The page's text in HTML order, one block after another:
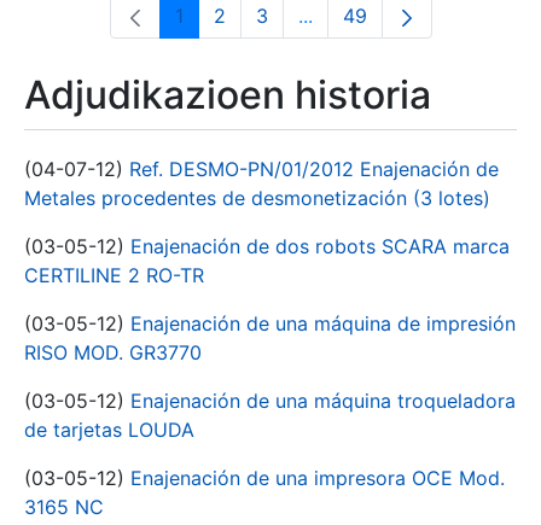
Orrialdea
1 Orrialdea
2 Orrialdea
3 ...Intermediate Pages Use
Orrialdea
49
Adjudikazioen historia
(04-07-12) Ref. DESMO-PN/01/2012 Enajenación de
Metales procedentes de desmonetización (3 lotes)
(03-05-12) Enajenación de dos robots SCARA marca
CERTILINE 2 RO-TR
(03-05-12) Enajenación de una máquina de impresión
RISO MOD. GR3770
(03-05-12) Enajenación de una máquina troqueladora
de tarjetas LOUDA
(03-05-12) Enajenación de una impresora OCE Mod.
3165 NC